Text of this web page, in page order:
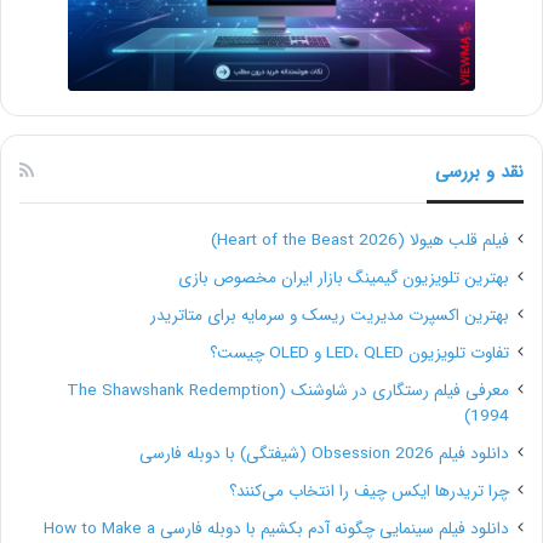
5- اتمام کار روزانه و زمان استراحت فرا رسیده
است.
6:00 عصر: کار روزانه شما رسماً تمام شده است. بروید و
لحظاتی را هم با خانواده و دوستانتان بگذرانید.
وقتی برای کارهای روزانه تان نقشه و برنامه داشته
باشید و بعبارتی سازماندهی شده عمل کنید، باعث
خواهد شد تا در طول روز اثربخشی بیشتر و بهتری
داشته باشید. همین امور ساده روزانه را کافیست در
زندگی و کار رعایت کنید تا به یک تعادل برسید و
ثابت کنید که چه فریلنسر برجسته ای هستید.
ارتباط کلامی پروژه زمان بندی
نقد و بررسی
فیلم قلب هیولا (Heart of the Beast 2026)
بهترین تلویزیون گیمینگ بازار ایران مخصوص بازی
بهترین اکسپرت مدیریت ریسک و سرمایه برای متاتریدر
تفاوت تلویزیون LED، QLED و OLED چیست؟
معرفی فیلم رستگاری در شاوشنک (The Shawshank Redemption
1994)
دانلود فیلم Obsession 2026 (شیفتگی) با دوبله فارسی
چرا تریدرها ایکس چیف را انتخاب می‌کنند؟
دانلود فیلم سینمایی چگونه آدم بکشیم با دوبله فارسی How to Make a